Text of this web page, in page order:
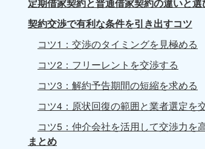
定期借家契約と普通借家契約の違いと選
契約交渉で有利な条件を引き出すコツ
コツ1：交渉のタイミングを見極める
コツ2：フリーレントを交渉する
コツ3：解約予告期間の短縮を求める
コツ4：原状回復の範囲と業者選定を
コツ5：仲介会社を活用して交渉力を
まとめ